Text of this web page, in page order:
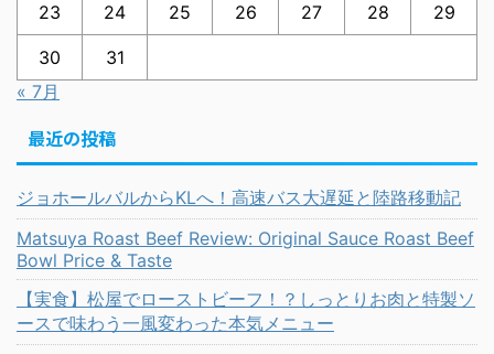
23 24 25 26 27 28 29
30
31
« 7月
最近の投稿
ジョホールバルからKLへ！高速バス大遅延と陸路移動記
Matsuya Roast Beef Review: Original Sauce Roast Beef
Bowl Price & Taste
【実食】松屋でローストビーフ！？しっとりお肉と特製ソ
ースで味わう一風変わった本気メニュー